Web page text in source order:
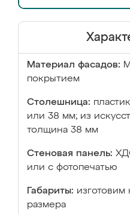
Материал фасадов:
покрытием
Столешница:
или 38 мм; из
толщина 38 мм
Стеновая панель:
или с фотопечатью
Габариты:
размера